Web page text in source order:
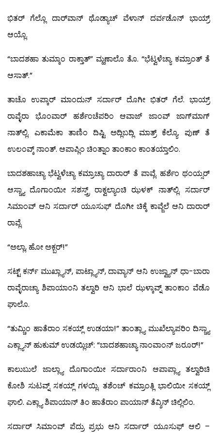
ಭಿತರ್ ಗೆಲ್ಲೊ ದಾರ್‌ವಾನ್ ಥೊಡ್ಯಾಚ್ ವೆಳಾನ್ ದರ್ವಡೊನ್ ಭಾಯ್ರ್
ಆಯ್ಲೊ.
“ಬಾದಶಹಾ ತುಮ್ಕಾಂ ರಾಕ್ತಾತ್” ಮ್ಹಣಾಲೊ ತೊ. “ಭೆಟ್ವಳೆಚ್ಯಾ ಕಮ್ರಾಂತ್ ತೆ
ಆಸಾತ್.”
ತಾಚೊ ಉಪ್ಕಾರ್ ಮಾಂದುನ್ ಸರ್ದಾರ್ ದೊಗೀ ಭಿತರ್ ಗೆಲೆ. ಭಾಯ್ರ್
ರಾವ್ಳೆರಾ ಭೊಂವಾರ್ ಹರ್ಶೆಂಚೆಪರಿಂ ಆವಾಜ್ ಜಾಂವ್ ಜಾಗ್‍ಮಾಗ್
ನಾತ್‍ಲ್ಲಿ. ಎಕಾಮೆಕಾ ತಾಣಿಂ ದಿಷ್ಟಿ ಅದ್ಲಿಬದ್ಲಿ ಮಾತ್ರ್ ಕೆಲ್ಯೊ. ಪುಣ್ ತೆ
ಉಲಂವ್ಕ್ ನಾಂತ್. ಆಪಾಪ್ಲಿಂ ಚಿಂತ್ನಾಂ ತಾಂಕಾಂ ಕಾಂತಯ್ತಾಲಿಂ.
ಬಾದಶಹಾಚ್ಯಾ ಭೆಟ್ವಳೆಚ್ಯಾ ಕಮ್ರಾಚ್ಯಾ ದಾರಾರ್ ತೆ ಪಾವ್ಲೆ. ಹರ್ಶೆಂ ಥಂಯ್ಸರ್
ಆಸ್ಚ್ಯಾ ದೊಗಾಂಯೀ ಸಶಸ್ತ್ರ್ ರಾಕ್ವಲ್ಯಾಂಚಿ ಝಳಕ್ ನಾತ್‍ಲ್ಲಿ. ಸರ್ದಾರ್
ಸಿಮಾಂವ್ ಆನಿ ಸರ್ದಾರ್ ಯೂಸುಫ್ ದೊಗೀ ಚಿಕ್ಕೆ ಕಾವ್ಜೆಲೆ ಆನಿ ದಾರಾರ್
ರಾವ್ಲೆ.
“ಅಲ್ಲಾ, ಹೋ ಅಕ್ಬರ್!”
ಸಟ್ಟ್ ಕರ್ನ್ ಮುಖ್ಲ್ಯಾನ್, ಪಾಟ್ಲ್ಯಾನ್, ದಾವ್ಯಾನ್ ಆನಿ ಉಜ್ವ್ಯಾನ್ ಧಾ-ಬಾರಾ
ರಾವ್ಳೆರಾಚ್ಯಾ ಶಿಪಾಯಾಂನಿ ತಲ್ವಾರಿ ಆನಿ ಭಾಲೆ ಝಳ್ಕಾವ್ನ್ ತಾಂಕಾಂ ವೆಡೊ
ಘಾಲೊ.
“ತುಮ್ಚಿಂ ಹಾತೆರಾಂ ಸಕಯ್ಲ್ ಉಡಯಾ!” ತಾಂತ್ಲ್ಯಾ ಮುಖೆಲ್ಯಾಪರಿಂ ದಿಸ್ಚ್ಯಾ
ಎಕ್ಲ್ಯಾನ್ ಹುಕುಮ್ ಉಡಯ್ಲಿಚ್: “ಬಾದಶಹಾಚ್ಯಾ ನಾಂವಾಂನ್ ಜರೂರ್!”
ಕಾಲುಬುಲೆ ಜಾಲ್ಲ್ಯಾ ದೊಗಾಂಯೀ ಸರ್ದಾರಾಂನಿ ಆಪಾಪ್ಲ್ಯಾ ತಲ್ವಾರಿಚಿ
ಕೋಶಿ ಸುಟವ್ನ್ ಸಕಯ್ಲ್ ಗಳಯ್ಲಿ. ತಶೆಂಚ್ ಕಮ್ರಾಂತ್ಲಿ ಭಾಲಿಯೀ ಸಕಯ್ಲ್
ಘಾಲಿ. ಎಕ್ಲ್ಯಾ ಶಿಪಾಯಾನ್ ತಿಂ ಹಾತೆರಾಂ ಪಾಯಾನ್ ತೆವ್ಶಿನ್ ಚಿಲ್ಲಿಲಿಂ.
ಸರ್ದಾರ್ ಸಿಮಾಂವ್ ಪೆದ್ರು ಪ್ರಭು ಆನಿ ಸರ್ದಾರ್ ಯೂಸುಫ್ ಆಲಿ –